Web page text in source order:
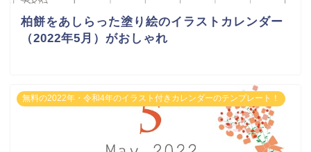
柏餅をあしらった塗り絵のイラストカレンダー
（2022年5月）がおしゃれ
無料の2022年・令和4年のイラスト付きカレンダーのテンプレート！